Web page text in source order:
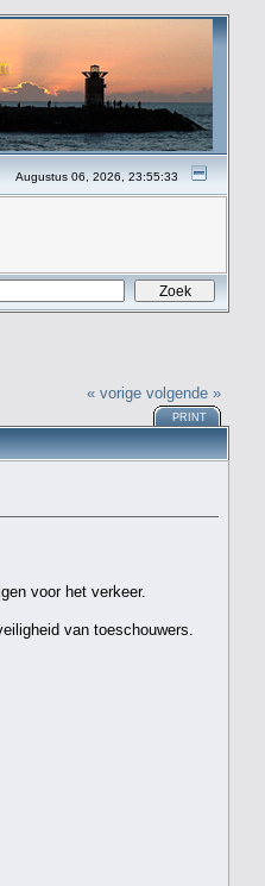
Augustus 06, 2026, 23:55:33
« vorige volgende »
PRINT
voor het verkeer.
van toeschouwers.